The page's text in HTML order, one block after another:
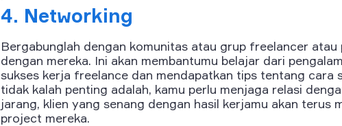
4. Networking
Bergabunglah dengan komunitas atau grup freelancer atau
dengan mereka. Ini akan membantumu belajar dari
sukses kerja freelance dan mendapatkan tips tentang cara
tidak kalah penting adalah, kamu perlu menjaga relasi
jarang, klien yang senang dengan hasil kerjamu akan terus
project mereka.